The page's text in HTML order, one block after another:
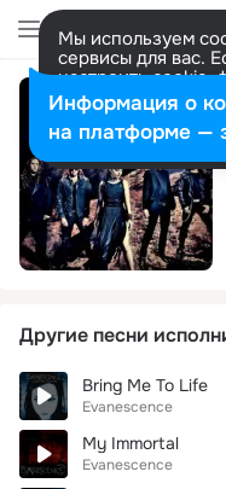
Мы используем
сервисы для вас.
настроить
представитель.
Разрешить все
Другие песни
Bring Me To Life
Evanescence
My Immortal
Evanescence
Информация о
на платформе —